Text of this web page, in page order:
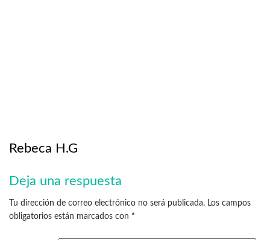
Rebeca H.G
Deja una respuesta
Tu dirección de correo electrónico no será publicada. Los campos
obligatorios están marcados con *